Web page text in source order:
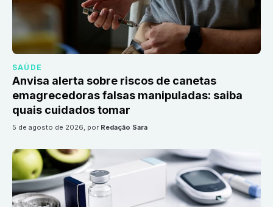
SAÚDE
Anvisa alerta sobre riscos de canetas
emagrecedoras falsas manipuladas: saiba
quais cuidados tomar
5 de agosto de 2026, por Redação Sara